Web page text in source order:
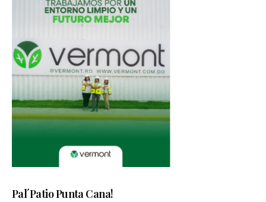
Pal´Patio Punta Cana!